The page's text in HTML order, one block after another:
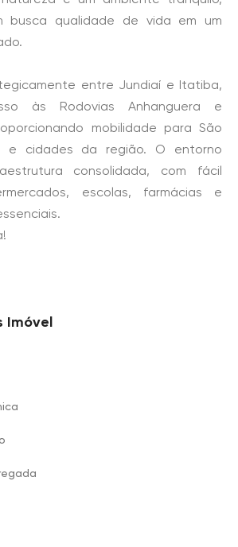
busca qualidade de vida em um
entre Jundiaí e Itatiba,
às Rodovias Anhanguera e
mobilidade para São
e cidades da região. O entorno
consolidada, com fácil
escolas, farmácias e
Imóvel